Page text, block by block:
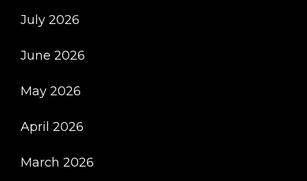
July 2026
June 2026
May 2026
April 2026
March 2026